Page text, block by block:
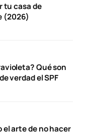
tu casa de
(2026)
Qué son
verdad el SPF
el arte de no hacer